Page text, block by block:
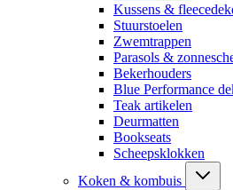
Kussens &
Stuurstoelen
Zwemtrappen
Parasols &
Bekerhouders
Blue Performance
Teak artikelen
Deurmatten
Bookseats
Scheepsklokken
Koken & kombuis